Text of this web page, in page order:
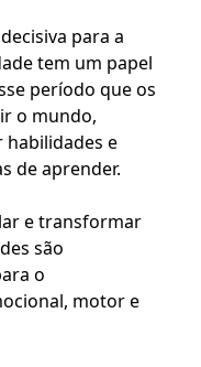
para a
tem um papel
período que os
o mundo,
habilidades e
de aprender.
e transformar
são
o
motor e